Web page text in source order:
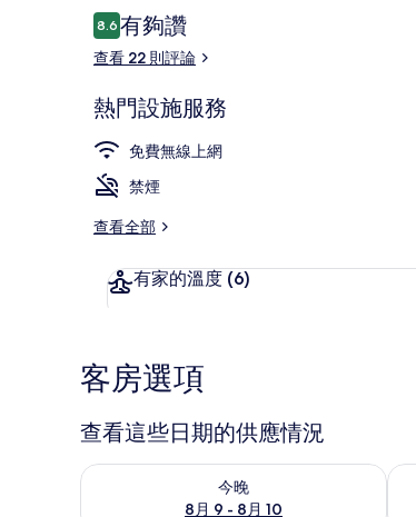
評
論
8.68.6 分，滿分 10 分，
有夠讚
查看 22 則評論
熱門設施服務
免費無線上網
禁煙
查看全部
有家的溫度 (6)
客房選項
查看這些日期的供應情況
今晚
8月 9 - 8月 10
查看今晚 (8月 9 - 8月 10) 的供應情況 查